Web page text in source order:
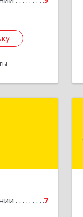
7
Сергей